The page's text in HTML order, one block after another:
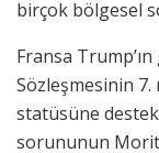
birçok bölgesel
Fransa
Sözleşmesinin 7.
statüsüne
sorununun